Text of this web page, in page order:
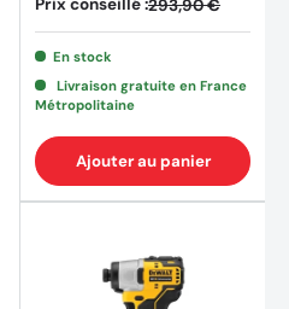
Prix conseillé :293,90 €
En stock
Livraison gratuite en France
Métropolitaine
Ajouter au panier